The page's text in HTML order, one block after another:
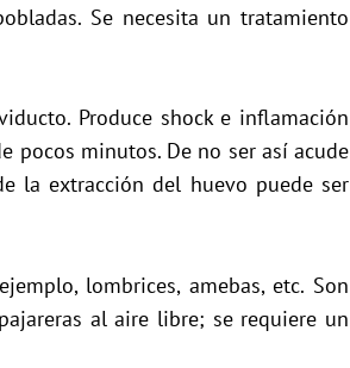
Se necesita un tratamiento
Produce shock e inflamación
pocos minutos. De no ser así acude
la extracción del huevo puede ser
lombrices, amebas, etc. Son
al aire libre; se requiere un